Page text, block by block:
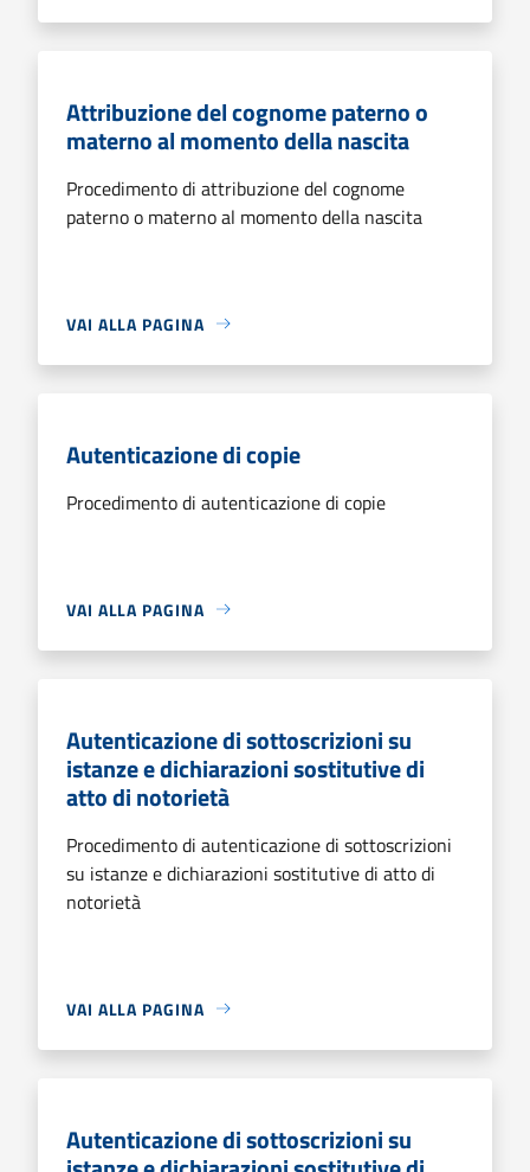
Attribuzione del cognome paterno o
materno al momento della nascita
Procedimento di attribuzione del cognome
paterno o materno al momento della nascita
VAI ALLA PAGINA
Autenticazione di copie
Procedimento di autenticazione di copie
VAI ALLA PAGINA
Autenticazione di sottoscrizioni su
istanze e dichiarazioni sostitutive di
atto di notorietà
Procedimento di autenticazione di sottoscrizioni
su istanze e dichiarazioni sostitutive di atto di
notorietà
VAI ALLA PAGINA
Autenticazione di sottoscrizioni su